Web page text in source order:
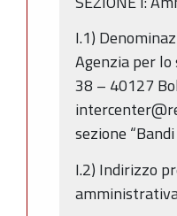
I.1)
Agenzia per
38 – 40127
sezione “Bandi
I.2) Indirizzo